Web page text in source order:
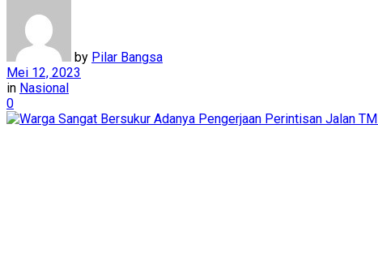
by Pilar Bangsa
Mei 12, 2023
in Nasional
0